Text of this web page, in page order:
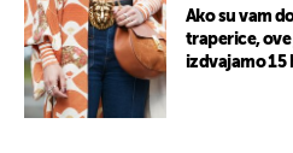
Ako su vam
traperice,
izdvajamo 15